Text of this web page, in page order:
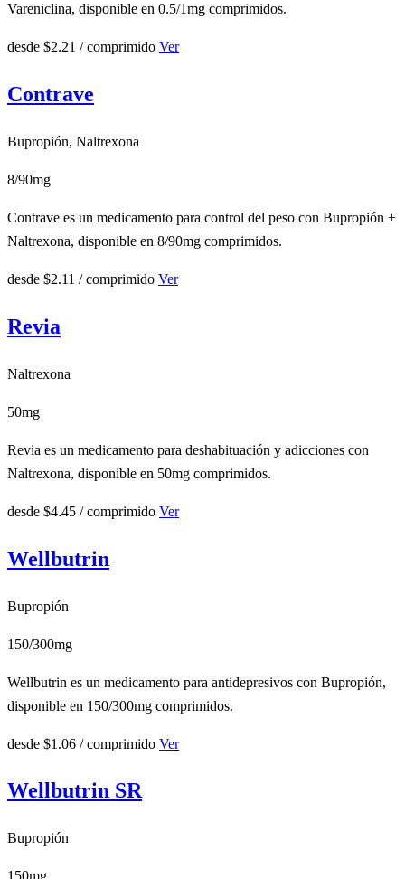
Vareniclina, disponible en 0.5/1mg comprimidos.
desde $2.21 / comprimido Ver
Contrave
Bupropión, Naltrexona
8/90mg
Contrave es un medicamento para control del peso con Bupropión +
Naltrexona, disponible en 8/90mg comprimidos.
desde $2.11 / comprimido Ver
Revia
Naltrexona
50mg
Revia es un medicamento para deshabituación y adicciones con
Naltrexona, disponible en 50mg comprimidos.
desde $4.45 / comprimido Ver
Wellbutrin
Bupropión
150/300mg
Wellbutrin es un medicamento para antidepresivos con Bupropión,
disponible en 150/300mg comprimidos.
desde $1.06 / comprimido Ver
Wellbutrin SR
Bupropión